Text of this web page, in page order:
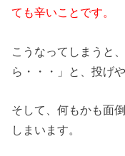
ても辛いことです。
こうなってしまうと
ら・・・」と、投げ
そして、何もかも面
しまいます。